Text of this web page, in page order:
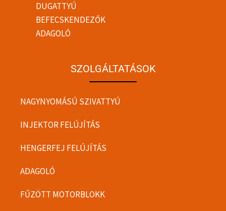
DUGATTYÚ
BEFECSKENDEZŐK
ADAGOLÓ
SZOLGÁLTATÁSOK
NAGYNYOMÁSÚ SZIVATTYÚ
INJEKTOR FELÚJÍTÁS
HENGERFEJ FELÚJÍTÁS
ADAGOLÓ
FŰZÖTT MOTORBLOKK